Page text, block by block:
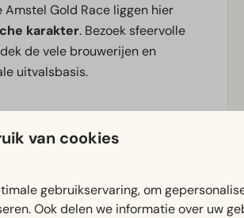
Gold Race liggen hier
karakter. Bezoek sfeervolle
de vele brouwerijen en
uitvalsbasis.
ontspannen verblijf met
van cookies
gebruikservaring, om
Ook delen we informatie over uw